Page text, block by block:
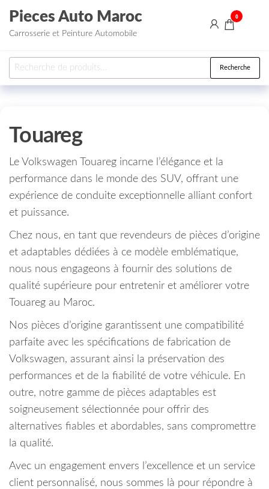
Aller au contenu
Pieces Auto Maroc
Carrosserie et Peinture Automobile
0
Recherche pour : Recherche
Touareg
Le Volkswagen Touareg incarne l’élégance et la
performance dans le monde des SUV, offrant une
expérience de conduite exceptionnelle alliant confort
et puissance.
Chez nous, en tant que revendeurs de pièces d’origine
et adaptables dédiées à ce modèle emblématique,
nous nous engageons à fournir des solutions de
qualité supérieure pour entretenir et améliorer votre
Touareg au Maroc.
Nos pièces d’origine garantissent une compatibilité
parfaite avec les spécifications de fabrication de
Volkswagen, assurant ainsi la préservation des
performances et de la fiabilité de votre véhicule. En
outre, notre gamme de pièces adaptables est
soigneusement sélectionnée pour offrir des
alternatives fiables et abordables, sans compromettre
la qualité.
Avec un engagement envers l’excellence et un service
client personnalisé, nous sommes là pour répondre à